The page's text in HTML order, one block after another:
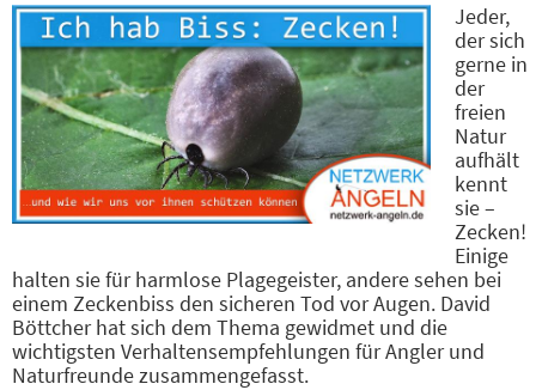
Jeder,
der sich
gerne in
der
freien
Natur
aufhält
kennt
sie –
Zecken!
Einige
halten sie für harmlose Plagegeister, andere sehen bei
einem Zeckenbiss den sicheren Tod vor Augen. David
Böttcher hat sich dem Thema gewidmet und die
wichtigsten Verhaltensempfehlungen für Angler und
Naturfreunde zusammengefasst.